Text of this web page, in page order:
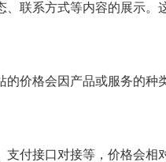
联系方式等内容的展示。
价格会因产品或服务的种
付接口对接等，价格会相